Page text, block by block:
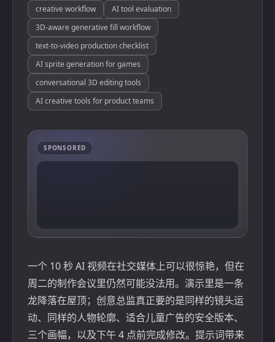
creative workflow
AI tool evaluation
3D-aware generative fill workflow
text-to-video production checklist
AI sprite generation for games
conversational 3D editing tools
AI creative tools for product teams
SPONSORED
一个 10 秒 AI 视频在社交媒体上可以很惊艳，但在
周二的制作会议里仍然可能没法用。演示里是一条
龙降落在屋顶；创意总监真正要的是同样的镜头运
动、同样的人物轮廓、适合儿童广告的安全版本、
三个画幅，以及下午 4 点前完成修改。提示词带来